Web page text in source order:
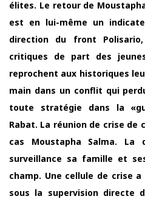
élites. Le retour de
est en lui-même un
direction du front
critiques de part des
reprochent aux historiques
main dans un conflit qui
toute stratégie dans la
Rabat. La réunion de crise de
cas Moustapha Salma. La
surveillance sa famille et
champ. Une cellule de crise
sous la supervision directe